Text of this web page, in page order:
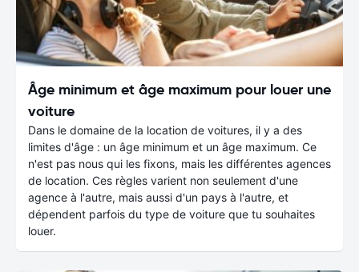
Âge minimum et âge maximum pour louer une
voiture
Dans le domaine de la location de voitures, il y a des
limites d'âge : un âge minimum et un âge maximum. Ce
n'est pas nous qui les fixons, mais les différentes agences
de location. Ces règles varient non seulement d'une
agence à l'autre, mais aussi d'un pays à l'autre, et
dépendent parfois du type de voiture que tu souhaites
louer.